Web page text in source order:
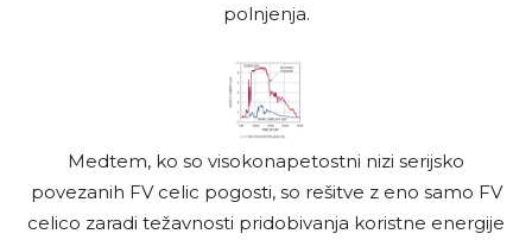
polnjenja.
Medtem, ko so visokonapetostni nizi serijsko
povezanih FV celic pogosti, so rešitve z eno samo FV
celico zaradi težavnosti pridobivanja koristne energije